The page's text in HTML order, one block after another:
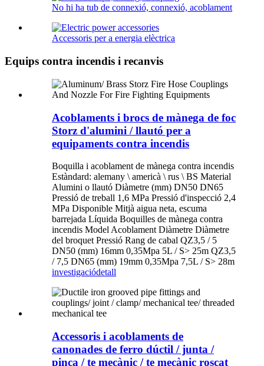
No hi ha tub de connexió, connexió, acoblament
Accessoris per a energia elèctrica
Equips contra incendis i recanvis
Acoblaments i brocs de mànega de foc
Storz d'alumini / llautó per a
equipaments contra incendis
Boquilla i acoblament de mànega contra incendis
Estàndard: alemany \ americà \ rus \ BS Material
Alumini o llautó Diàmetre (mm) DN50 DN65
Pressió de treball 1,6 MPa Pressió d'inspecció 2,4
MPa Disponible Mitjà aigua neta, escuma
barrejada Líquida Boquilles de mànega contra
incendis Model Acoblament Diàmetre Diàmetre
del broquet Pressió Rang de cabal QZ3,5 / 5
DN50 (mm) 16mm 0,35Mpa 5L / S> 25m QZ3,5
/ 7,5 DN65 (mm) 19mm 0,35Mpa 7,5L / S> 28m
investigaciódetall
Accessoris i acoblaments de
canonades de ferro dúctil / junta /
pinça / te mecànic / te mecànic roscat